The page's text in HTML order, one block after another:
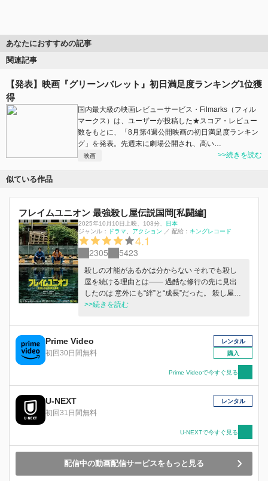
あなたにおすすめの記事
関連記事
【発表】映画『グリーンバレット』初日満足度ランキング1位獲
得
国内最大級の映画レビューサービス・Filmarks（フィル
マークス）は、ユーザーが投稿した★スコア・レビュー
数をもとに、「8月第4週公開映画の初日満足度ランキン
グ」を発表。先週末に劇場公開され、高い…
映画 >>続きを読む
似ている作品
フレイムユニオン 最強殺し屋伝説国岡[私闘編]
2025年10月10日上映 103分
日本
ジャンル：
ドラマ アクション ／ 配給： キングレコード
4.1
2305 5423
殺しの才能があるかは分からない それでも殺し
屋を続ける理由とは—— 過酷な修行の先に見出
したのは 意外にも“絆”と“成長”だった。 殺し屋真
中卓也は、アルバイトで生計を補う日々を送って
し、命の危機に瀕していたところを、同じ殺し屋
の国岡昌幸に救われる。しかし、その一件が原因
で真中は殺し屋協会から謹慎処分を受けてしま
う。そんな中、突然現れたのは京都殺し屋ランキ
ング元祖1位である真中の父親。「まともに仕事
もできねえなら、実家の手伝いせえアホ！」と一
喝し、無理やり実家に連れ去ってしまうのだっ
た。しばらくして国岡が様子を見に行くと、そこ
には淡々と家事をこなし、家の手伝いに徹する変
わり果てた真中の姿があった。しかし国岡の「お
の？」という言葉で、真中の眠っていた闘志が再
び火をともす。自分の才能に限界を感じながらも
父親に決闘を申し込み、再び殺し屋として道を歩
>>続きを読む
Prime Video
初回30日間無料
レンタル
購入
Prime Videoで今すぐ見る
U-NEXT
初回31日間無料
レンタル
U-NEXTで今すぐ見る
配信中の動画配信サービスをもっと見る